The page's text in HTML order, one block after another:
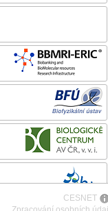
CESNET